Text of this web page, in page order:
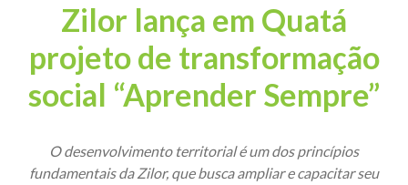
Zilor lança em Quatá
projeto de transformação
social “Aprender Sempre”
O desenvolvimento territorial é um dos princípios
fundamentais da Zilor, que busca ampliar e capacitar seu